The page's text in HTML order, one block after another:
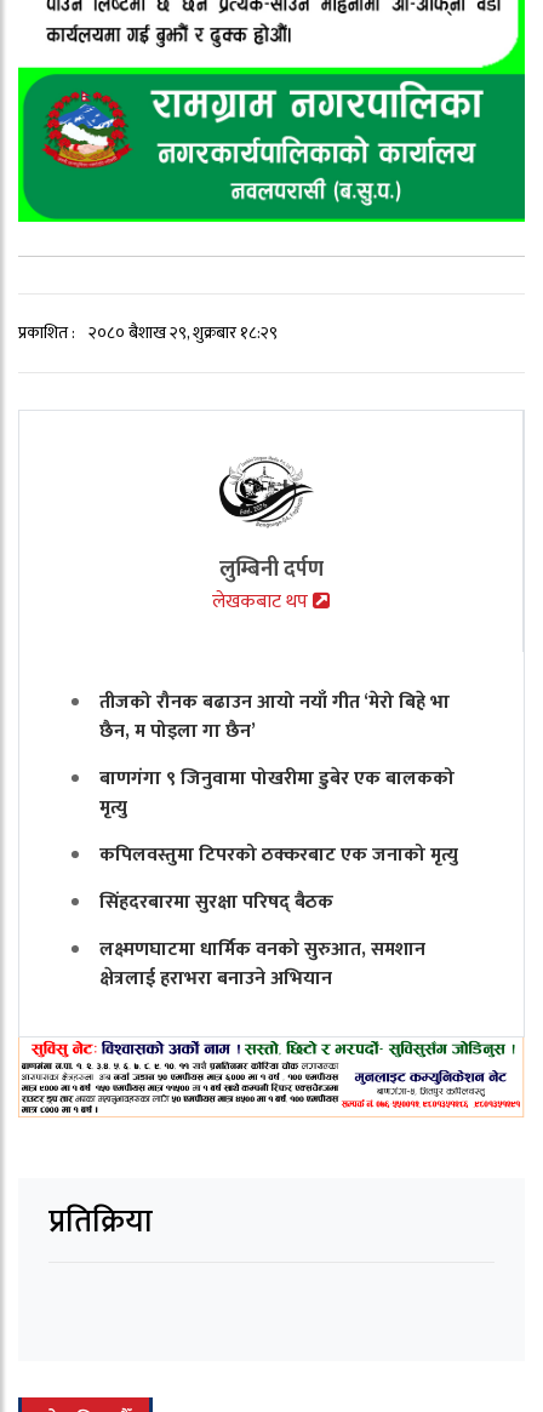
प्रकाशित : २०८० बैशाख २९, शुक्रबार १८:२९
लुम्बिनी दर्पण
लेखकबाट थप
तीजको रौनक बढाउन आयो नयाँ गीत ‘मेरो बिहे भा
छैन, म पोइला गा छैन’
बाणगंगा ९ जिनुवामा पोखरीमा डुबेर एक बालकको
मृत्यु
कपिलवस्तुमा टिपरको ठक्करबाट एक जनाको मृत्यु
सिंहदरबारमा सुरक्षा परिषद् बैठक
लक्ष्मणघाटमा धार्मिक वनको सुरुआत, समशान
क्षेत्रलाई हराभरा बनाउने अभियान
प्रतिक्रिया